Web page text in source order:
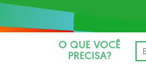
O QUE VOCÊ
PRECISA?